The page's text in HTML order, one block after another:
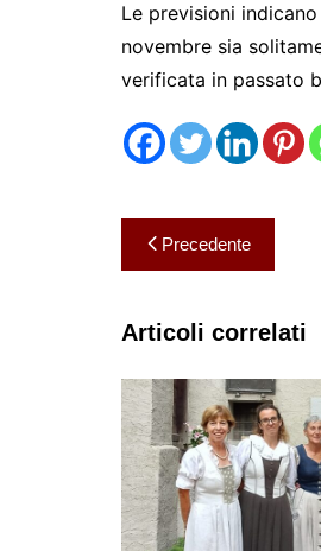
Le previsioni
novembre sia
verificata in passato
Navigazione
articoli
Precedente
Articoli correlati